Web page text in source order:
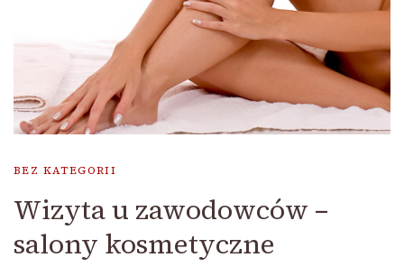
BEZ KATEGORII
Wizyta u zawodowców –
salony kosmetyczne